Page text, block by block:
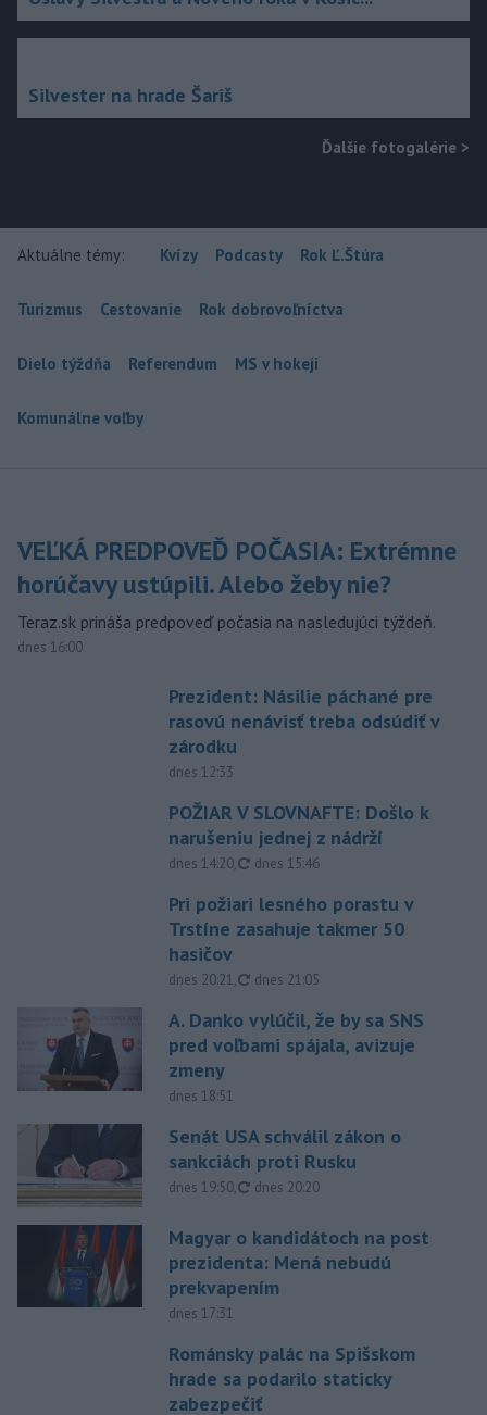
Silvester na hrade Šariš
Ďalšie fotogalérie >
Aktuálne témy: Kvízy Podcasty Rok Ľ.Štúra
Turizmus Cestovanie Rok dobrovoľníctva
Dielo týždňa Referendum MS v hokeji
Komunálne voľby
VEĽKÁ PREDPOVEĎ POČASIA: Extrémne
horúčavy ustúpili. Alebo žeby nie?
Teraz.sk prináša predpoveď počasia na nasledujúci týždeň.
dnes 16:00
Prezident: Násilie páchané pre
rasovú nenávisť treba odsúdiť v
zárodku
dnes 12:33
POŽIAR V SLOVNAFTE: Došlo k
narušeniu jednej z nádrží
dnes 14:20, aktualizované
dnes 15:46
Pri požiari lesného porastu v
Trstíne zasahuje takmer 50
hasičov
dnes 20:21, aktualizované
dnes 21:05
A. Danko vylúčil, že by sa SNS
pred voľbami spájala, avizuje
zmeny
dnes 18:51
Senát USA schválil zákon o
sankciách proti Rusku
dnes 19:50, aktualizované
dnes 20:20
Magyar o kandidátoch na post
prezidenta: Mená nebudú
prekvapením
dnes 17:31
Románsky palác na Spišskom
hrade sa podarilo staticky
zabezpečiť